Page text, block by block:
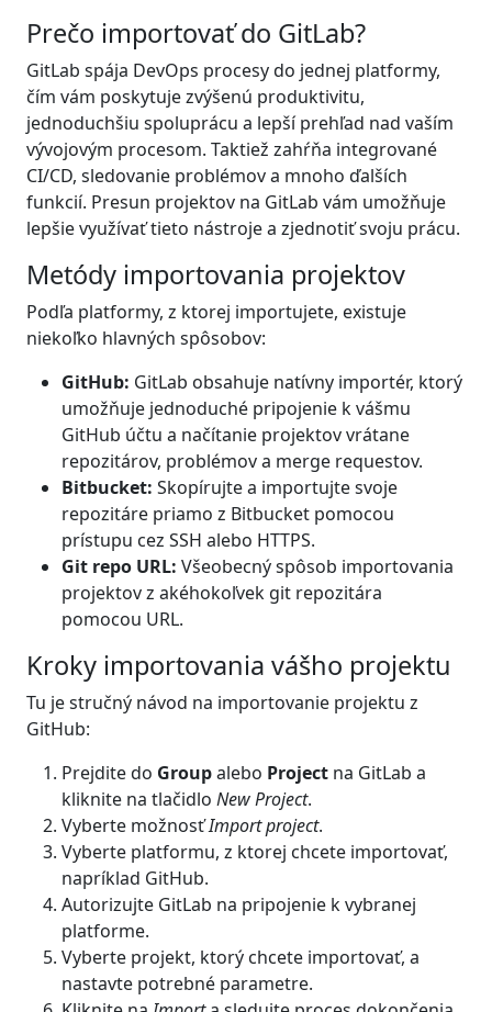
Prečo importovať do GitLab?
GitLab spája DevOps procesy do jednej platformy,
čím vám poskytuje zvýšenú produktivitu,
jednoduchšiu spoluprácu a lepší prehľad nad vaším
vývojovým procesom. Taktiež zahŕňa integrované
CI/CD, sledovanie problémov a mnoho ďalších
funkcií. Presun projektov na GitLab vám umožňuje
lepšie využívať tieto nástroje a zjednotiť svoju prácu.
Metódy importovania projektov
Podľa platformy, z ktorej importujete, existuje
niekoľko hlavných spôsobov:
GitHub: GitLab obsahuje natívny importér, ktorý
umožňuje jednoduché pripojenie k vášmu
GitHub účtu a načítanie projektov vrátane
repozitárov, problémov a merge requestov.
Bitbucket: Skopírujte a importujte svoje
repozitáre priamo z Bitbucket pomocou
prístupu cez SSH alebo HTTPS.
Git repo URL: Všeobecný spôsob importovania
projektov z akéhokoľvek git repozitára
pomocou URL.
Kroky importovania vášho projektu
Tu je stručný návod na importovanie projektu z
GitHub:
Prejdite do Groupalebo Project na GitLab a
kliknite na tlačidlo New Project.
Vyberte možnosťImport project.
Vyberte platformu, z ktorej chcete importovať,
napríklad GitHub.
Autorizujte GitLab na pripojenie k vybranej
platforme.
Vyberte projekt, ktorý chcete importovať, a
nastavte potrebné parametre.